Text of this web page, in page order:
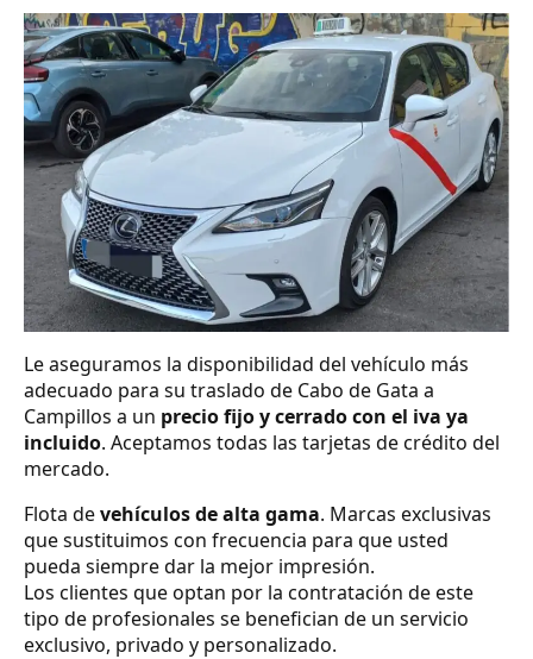
Le aseguramos la disponibilidad del vehículo más
adecuado para su traslado de Cabo de Gata a
Campillos a un precio fijo y cerrado con el iva ya
incluido. Aceptamos todas las tarjetas de crédito del
mercado.
Flota devehículos de alta gama. Marcas exclusivas
que sustituimos con frecuencia para que usted
pueda siempre dar la mejor impresión.
Los clientes que optan por la contratación de este
tipo de profesionales se benefician de un servicio
exclusivo, privado y personalizado.